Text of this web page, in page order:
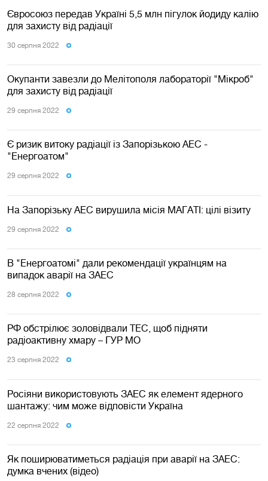
Євросоюз передав Україні 5,5 млн пігулок йодиду калію
для захисту від радіації
30 серпня 2022
Окупанти завезли до Мелітополя лабораторії "Мікроб"
для захисту від радіації
29 серпня 2022
Є ризик витоку радіації із Запорізькою АЕС -
"Енергоатом"
29 серпня 2022
На Запорізьку АЕС вирушила місія МАГАТІ: цілі візиту
29 серпня 2022
В "Енергоатомі" дали рекомендації українцям на
випадок аварії на ЗАЕС
28 серпня 2022
РФ обстрілює золовідвали ТЕС, щоб підняти
радіоактивну хмару – ГУР МО
23 серпня 2022
Росіяни використовують ЗАЕС як елемент ядерного
шантажу: чим може відповісти Україна
22 серпня 2022
Як поширюватиметься радіація при аварії на ЗАЕС:
думка вчених (відео)